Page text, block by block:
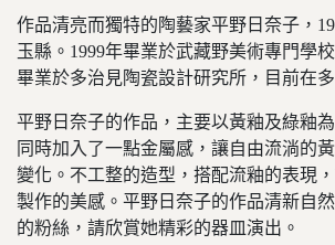
作品清亮而獨特的陶藝家平野日奈子，
玉縣。1999年畢業於武藏野美術專門學
畢業於多治見陶瓷設計研究所，目前在
平野日奈子的作品，主要以黃釉及綠釉
同時加入了一點金屬感，讓自由流淌的
變化。不工整的造型，搭配流釉的表現
製作的美感。 平野日奈子的作品清新自
的粉絲，請欣賞她精彩的器皿演出。